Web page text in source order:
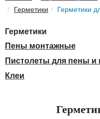
Главная
О компании
Герметики
Герметики
Герметики
Пены монтажные
Пистолеты для пены и
Клеи